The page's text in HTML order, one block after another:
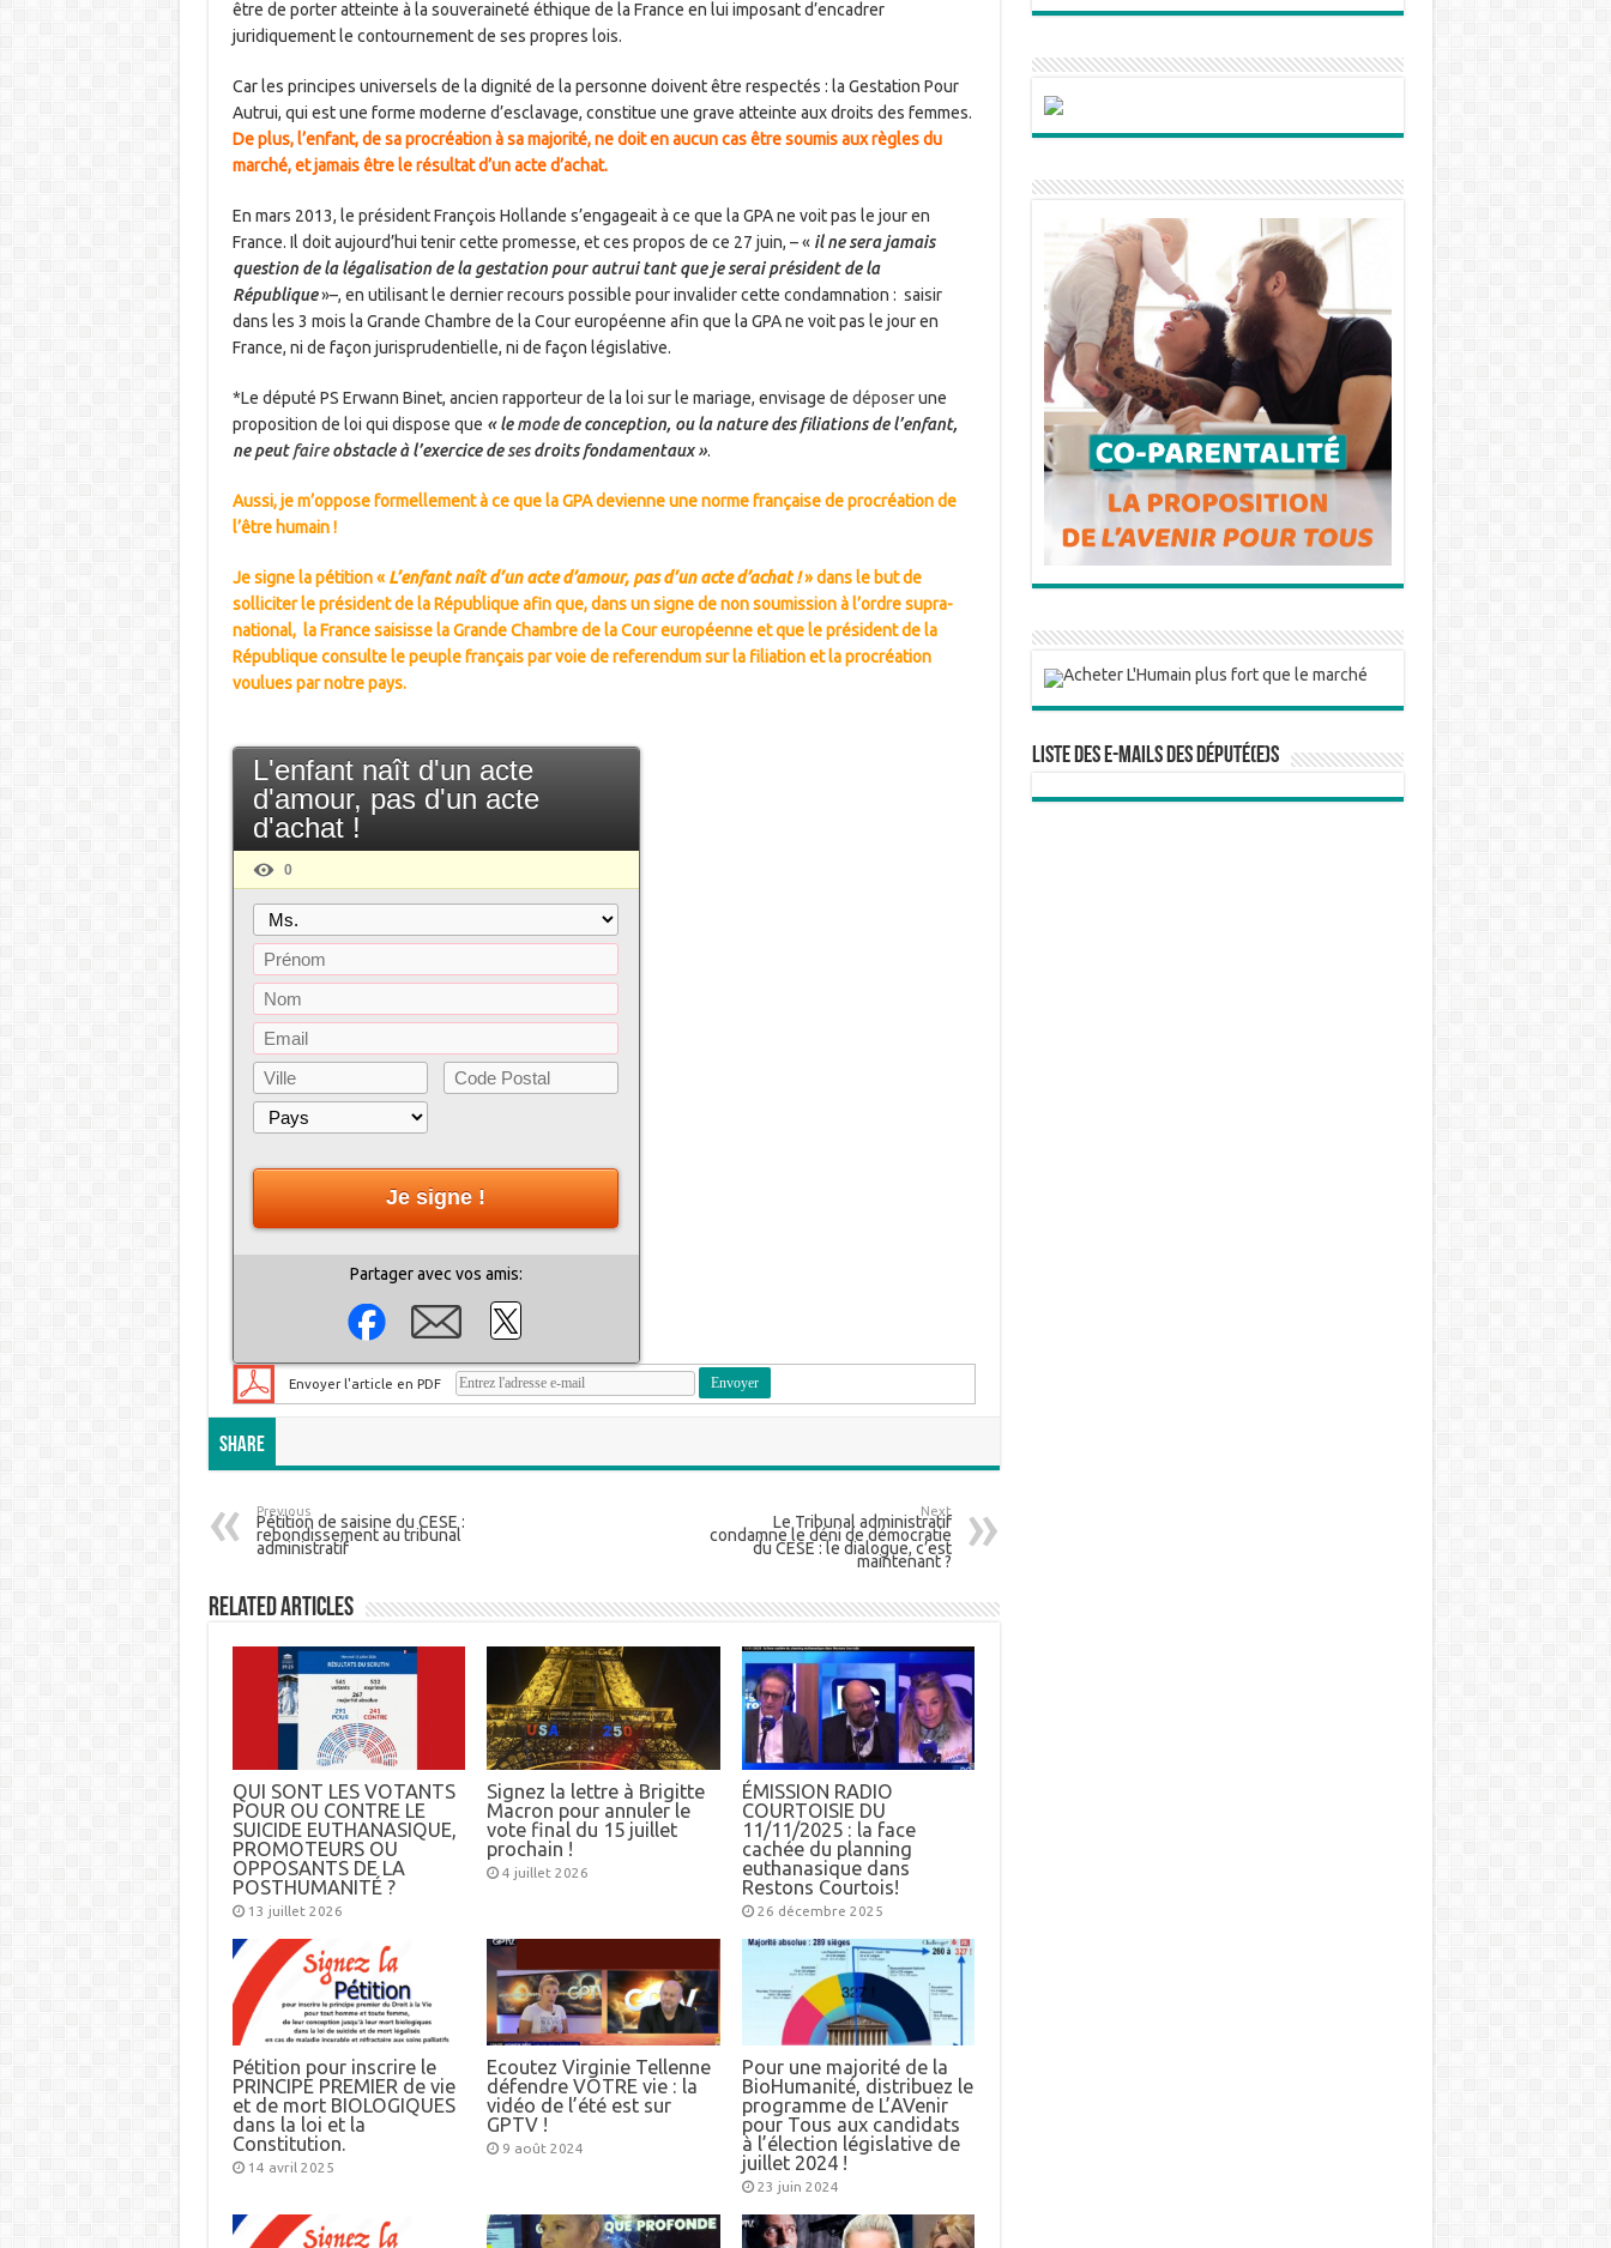
être de porter atteinte à la souveraineté éthique de la France en lui imposant d’encadrer
juridiquement le contournement de ses propres lois.
Car les principes universels de la dignité de la personne doivent être respectés : la Gestation Pour
Autrui, qui est une forme moderne d’esclavage, constitue une grave atteinte aux droits des femmes.
De plus, l’enfant, de sa procréation à sa majorité, ne doit en aucun cas être soumis aux règles du
marché, et jamais être le résultat d’un acte d’achat.
En mars 2013, le président François Hollande s’engageait à ce que la GPA ne voit pas le jour en
France. Il doit aujourd’hui tenir cette promesse, et ces propos de ce 27 juin, – «il ne sera jamais
question de la légalisation de la gestation pour autrui tant que je serai président de la
République»–, en utilisant le dernier recours possible pour invalider cette condamnation : saisir
dans les 3 mois la Grande Chambre de la Cour européenne afin que la GPA ne voit pas le jour en
France, ni de façon jurisprudentielle, ni de façon législative.
*Le député PS Erwann Binet, ancien rapporteur de la loi sur le mariage, envisage de déposerune
proposition de loi qui dispose que « lemodede conception, ou la nature des filiations de l’enfant,
ne peutfaireobstacle à l’exercice desesdroits fondamentaux ».
Aussi, je m’oppose formellement à ce que la GPA devienne une norme française de procréation de
l’être humain !
Je signe la pétition « L’enfant naît d’un acte d’amour, pas d’un acte d’achat !» dans le but de
solliciter le président de la Républiqueafin que, dans un signe de non soumission à l’ordre supra-
national, la France saisisse la Grande Chambre de la Cour européenne et que le président de la
République consulte le peuple français par voie de referendum sur la filiation et la procréation
voulues par notre pays.
L'enfant naît d'un acte
d'amour, pas d'un acte
d'achat !
0
Je signe !
Partager avec vos amis:
Envoyer l'article en PDF
Share
Previous
Pétition de saisine du CESE :
rebondissement au tribunal
administratif
Next
Le Tribunal administratif
condamne le déni de démocratie
du CESE : le dialogue, c’est
maintenant ?
Related Articles
QUI SONT LES VOTANTS
POUR OU CONTRE LE
SUICIDE EUTHANASIQUE,
PROMOTEURS OU
OPPOSANTS DE LA
POSTHUMANITÉ ?
13 juillet 2026
Signez la lettre à Brigitte
Macron pour annuler le
vote final du 15 juillet
prochain !
4 juillet 2026
ÉMISSION RADIO
COURTOISIE DU
11/11/2025 : la face
cachée du planning
euthanasique dans
Restons Courtois!
26 décembre 2025
Pétition pour inscrire le
PRINCIPE PREMIER de vie
et de mort BIOLOGIQUES
dans la loi et la
Constitution.
14 avril 2025
Ecoutez Virginie Tellenne
défendre VOTRE vie : la
vidéo de l’été est sur
GPTV !
9 août 2024
Pour une majorité de la
BioHumanité, distribuez le
programme de L’AVenir
pour Tous aux candidats
à l’élection législative de
juillet 2024 !
23 juin 2024
Liste des e-mails des député(e)s